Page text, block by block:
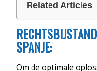
Related Articles
SPANJE:
Om de optimale